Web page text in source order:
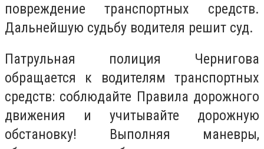
повреждение транспортных средств.
Дальнейшую судьбу водителя решит суд.
Патрульная полиция Чернигова
обращается к водителям транспортных
средств: соблюдайте Правила дорожного
движения и учитывайте дорожную
обстановку! Выполняя маневры,